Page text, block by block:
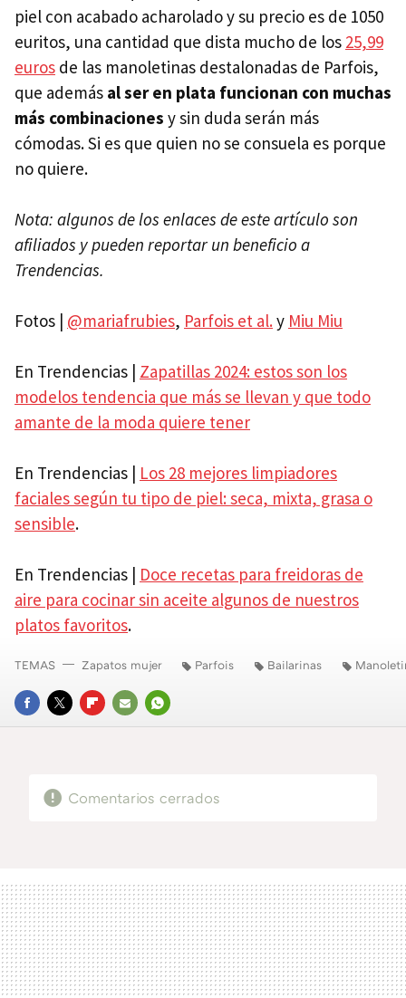
piel con acabado acharolado y su precio es de 1050
euritos, una cantidad que dista mucho de los 25,99
euros de las manoletinas destalonadas de Parfois,
que además al ser en plata funcionan con muchas
más combinaciones y sin duda serán más
cómodas. Si es que quien no se consuela es porque
no quiere.
Nota: algunos de los enlaces de este artículo son
afiliados y pueden reportar un beneficio a
Trendencias.
Fotos | @mariafrubies, Parfois et al.y Miu Miu
En Trendencias | Zapatillas 2024: estos son los
modelos tendencia que más se llevan y que todo
amante de la moda quiere tener
En Trendencias | Los 28 mejores limpiadores
faciales según tu tipo de piel: seca, mixta, grasa o
sensible.
En Trendencias | Doce recetas para freidoras de
aire para cocinar sin aceite algunos de nuestros
platos favoritos.
FACEBOOK
TWITTERFLIPBOARD
E-
WHATSAPP
TEMAS Zapatos mujer Parfois Bailarinas
Comentarios cerrados